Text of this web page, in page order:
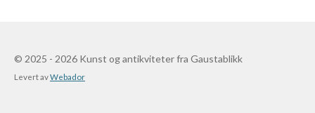
© 2025 - 2026 Kunst og antikviteter fra Gaustablikk
Levert avWebador